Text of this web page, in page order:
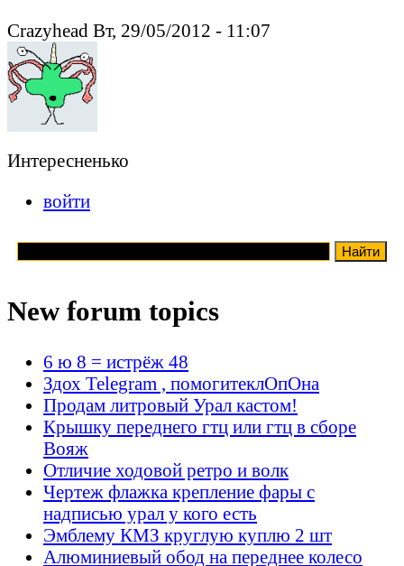
Crazyhead Вт, 29/05/2012 - 11:07
Интересненько
войти
New forum topics
6 ю 8 = истрёж 48
Здох Telegram , помогитеклОпОна
Продам литровый Урал кастом!
Крышку переднего гтц или гтц в сборе
Вояж
Отличие ходовой ретро и волк
Чертеж флажка крепление фары с
надписью урал у кого есть
Эмблему КМЗ круглую куплю 2 шт
Алюминиевый обод на переднее колесо